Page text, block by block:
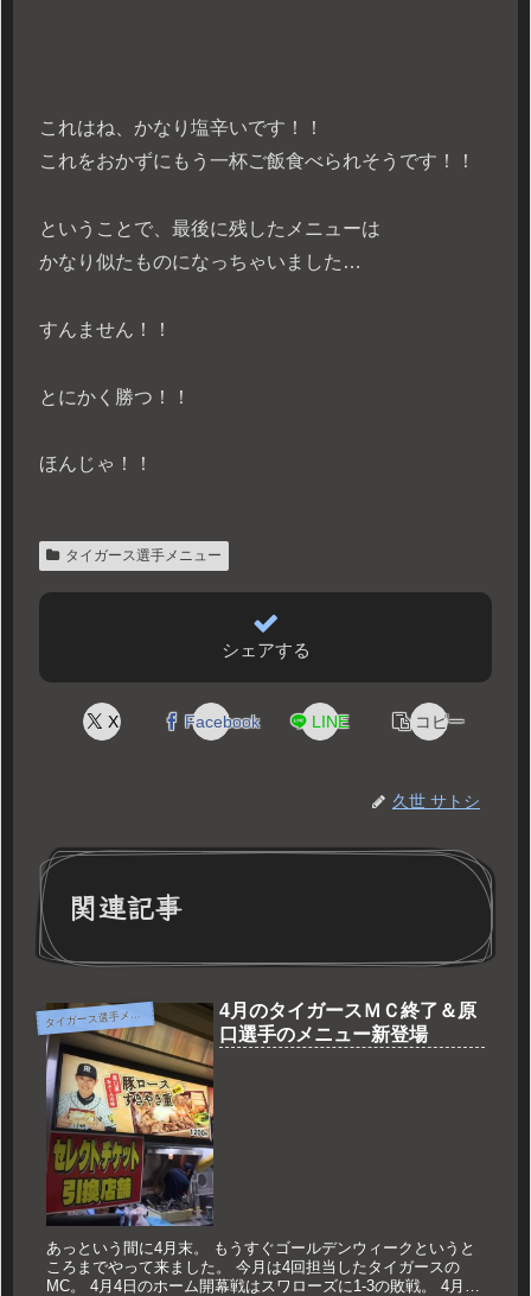
これはね、かなり塩辛いです！！
これをおかずにもう一杯ご飯食べられそうです！！
ということで、最後に残したメニューは
かなり似たものになっちゃいました…
すんません！！
とにかく勝つ！！
ほんじゃ！！
タイガース選手メニュー
シェアする
X Facebook LINE コピー
久世 サトシ
関連記事
タ
イガース選手メニュー
4月のタイガースＭＣ終了＆原
口選手のメニュー新登場
あっという間に4月末。 もうすぐゴールデンウィークというと
ころまでやって来ました。 今月は4回担当したタイガースの
MC。 4月4日のホーム開幕戦はスワローズに1-3の敗戦。 4月6